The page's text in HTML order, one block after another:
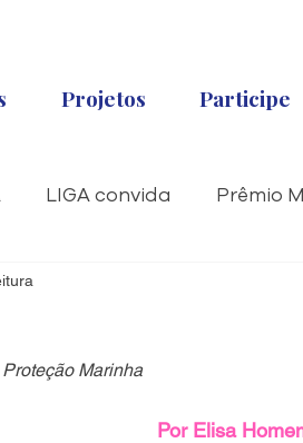
Projetos Participe
LIGA convida Prêmio
Marinha
Por Elisa